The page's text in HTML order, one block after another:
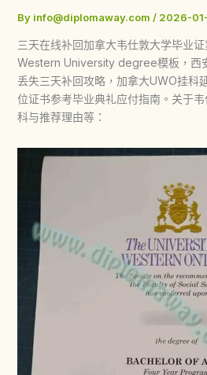
By info@diplomaway.com / 2026-
三天在线补回加拿大韦仕敦大学毕业
Western University degree模板，西
丢失三天补回攻略，加拿大UWO挂科
位证书参考毕业典礼应付指南。关于
科与推荐理由等：